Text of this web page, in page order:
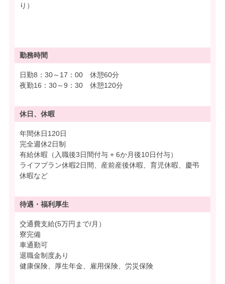
り）
勤務時間
日勤8：30～17：00 休憩60分
夜勤16：30～9：30 休憩120分
休日、休暇
年間休日120日
完全週休2日制
有給休暇（入職後3日間付与 + 6か月後10日付与）
ライフプラン休暇2日間、産前産後休暇、育児休暇、慶弔
休暇など
待遇・ 福利厚生
交通費支給(5万円まで/月）
寮完備
車通勤可
退職金制度あり
健康保険、厚生年金、雇用保険、労災保険